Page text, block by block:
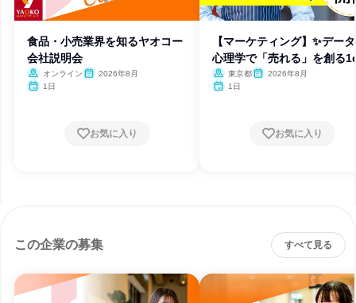
食品・小売業界を知るヤオコー
会社説明会
オンライン
2026年8月
1日
お気に入り
【マーケティング】✨デー
心理学で「売れる」を創る
東京都
2026年8月
1日
お気に入り
この企業の募集 すべて見る